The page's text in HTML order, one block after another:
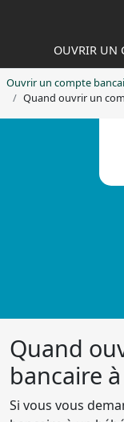
OUVRIR UN
Ouvrir un compte
Quand ouvrir un
Quand
bancaire
Si vous vous